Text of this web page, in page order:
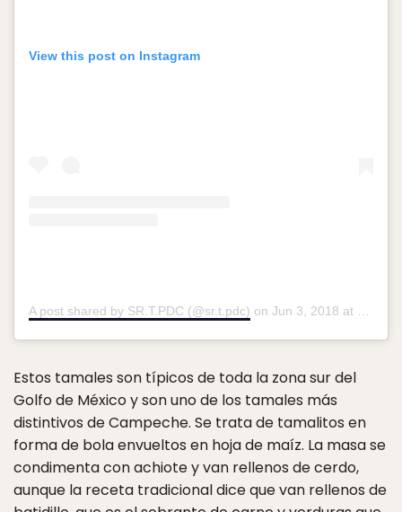
View this post on Instagram
A post shared by SR.T.PDC (@sr.t.pdc) on Jun 3, 2018 at 11:51am PDT
Estos tamales son típicos de toda la zona sur del
Golfo de México y son uno de los tamales más
distintivos de Campeche. Se trata de tamalitos en
forma de bola envueltos en hoja de maíz. La masa se
condimenta con achiote y van rellenos de cerdo,
aunque la receta tradicional dice que van rellenos de